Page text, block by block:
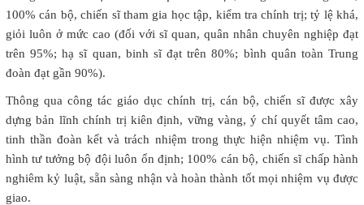
100% cán bộ, chiến sĩ tham gia học tập, kiểm tra chính trị; tỷ lệ khá,
giỏi luôn ở mức cao (đối với sĩ quan, quân nhân chuyên nghiệp đạt
trên 95%; hạ sĩ quan, binh sĩ đạt trên 80%; bình quân toàn Trung
đoàn đạt gần 90%).
Thông qua công tác giáo dục chính trị, cán bộ, chiến sĩ được xây
dựng bản lĩnh chính trị kiên định, vững vàng, ý chí quyết tâm cao,
tinh thần đoàn kết và trách nhiệm trong thực hiện nhiệm vụ. Tình
hình tư tưởng bộ đội luôn ổn định; 100% cán bộ, chiến sĩ chấp hành
nghiêm kỷ luật, sẵn sàng nhận và hoàn thành tốt mọi nhiệm vụ được
giao.